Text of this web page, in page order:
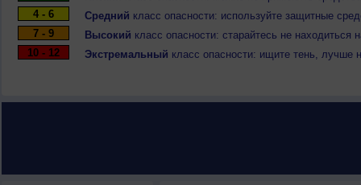
4 - 6
Средний класс опасности: используйте защитные
7 - 9
Высокий класс опасности: старайтесь не
10 - 12
Экстремальный класс опасности: ищите тень, лучше